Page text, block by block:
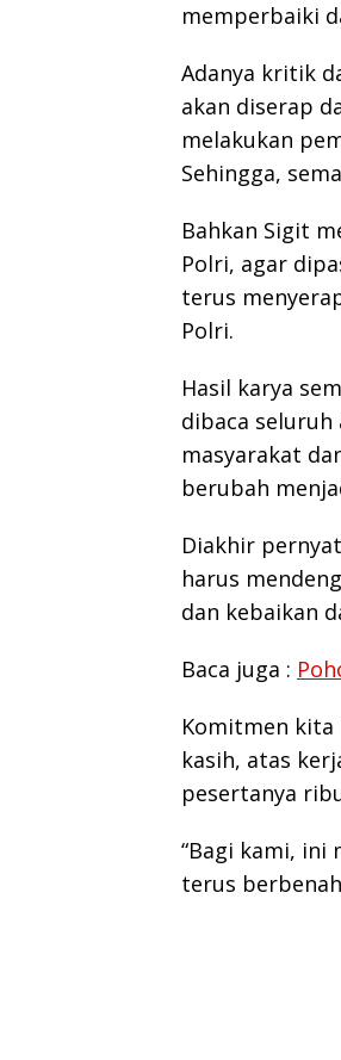
memperbaiki
Adanya kritik
akan diserap
melakukan
Sehingga,
Bahkan Sigit
Polri, agar
terus
Polri.
Hasil karya
dibaca
masyarakat
berubah
Diakhir
harus
dan kebaikan
Baca juga :
Komitmen kita
kasih, atas
pesertanya
“Bagi kami, ini
terus